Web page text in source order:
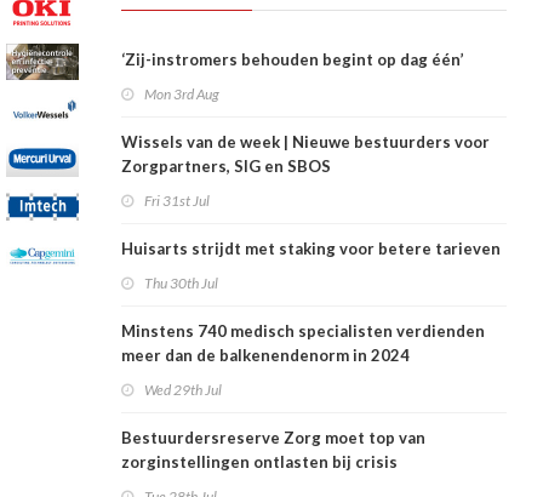
‘Zij-instromers behouden begint op dag één’
Mon 3rd Aug
Wissels van de week | Nieuwe bestuurders voor
Zorgpartners, SIG en SBOS
Fri 31st Jul
Huisarts strijdt met staking voor betere tarieven
Thu 30th Jul
Minstens 740 medisch specialisten verdienden
meer dan de balkenendenorm in 2024
Wed 29th Jul
Bestuurdersreserve Zorg moet top van
zorginstellingen ontlasten bij crisis